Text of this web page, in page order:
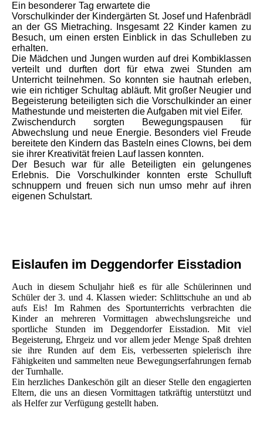
Ein besonderer Tag erwartete die
Vorschulkinder der Kindergärten St. Josef und Hafenbrädl
an der GS Mietraching. Insgesamt 22 Kinder kamen zu
Besuch, um einen ersten Einblick in das Schulleben zu
erhalten.
Die Mädchen und Jungen wurden auf drei Kombiklassen
verteilt und durften dort für etwa zwei Stunden am
Unterricht teilnehmen. So konnten sie hautnah erleben,
wie ein richtiger Schultag abläuft. Mit großer Neugier und
Begeisterung beteiligten sich die Vorschulkinder an einer
Mathestunde und meisterten die Aufgaben mit viel Eifer.
Zwischendurch sorgten Bewegungspausen für
Abwechslung und neue Energie. Besonders viel Freude
bereitete den Kindern das Basteln eines Clowns, bei dem
sie ihrer Kreativität freien Lauf lassen konnten.
Der Besuch war für alle Beteiligten ein gelungenes
Erlebnis. Die Vorschulkinder konnten erste Schulluft
schnuppern und freuen sich nun umso mehr auf ihren
eigenen Schulstart.
Eislaufen im Deggendorfer Eisstadion
Auch in diesem Schuljahr hieß es für alle Schülerinnen und
Schüler der 3. und 4. Klassen wieder: Schlittschuhe an und ab
aufs Eis! Im Rahmen des Sportunterrichts verbrachten die
Kinder an mehreren Vormittagen abwechslungsreiche und
sportliche Stunden im Deggendorfer Eisstadion. Mit viel
Begeisterung, Ehrgeiz und vor allem jeder Menge Spaß drehten
sie ihre Runden auf dem Eis, verbesserten spielerisch ihre
Fähigkeiten und sammelten neue Bewegungserfahrungen fernab
der Turnhalle.
Ein herzliches Dankeschön gilt an dieser Stelle den engagierten
Eltern, die uns an diesen Vormittagen tatkräftig unterstützt und
als Helfer zur Verfügung gestellt haben.